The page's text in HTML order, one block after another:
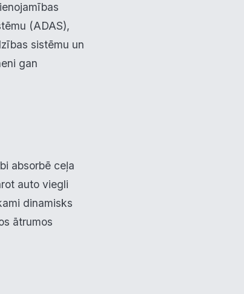
(ADAS),
sistēmu un
gan
absorbē ceļa
auto viegli
dinamisks
ātrumos